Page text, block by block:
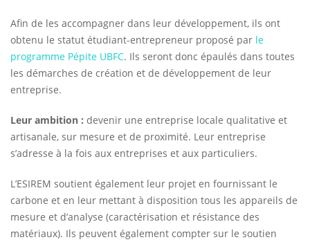
Afin de les accompagner dans leur développement, ils ont
obtenu le statut étudiant-entrepreneur proposé par le
programme Pépite UBFC. Ils seront donc épaulés dans toutes
les démarches de création et de développement de leur
entreprise.
Leur ambition : devenir une entreprise locale qualitative et
artisanale, sur mesure et de proximité. Leur entreprise
s’adresse à la fois aux entreprises et aux particuliers.
L’ESIREM soutient également leur projet en fournissant le
carbone et en leur mettant à disposition tous les appareils de
mesure et d’analyse (caractérisation et résistance des
matériaux). Ils peuvent également compter sur le soutien